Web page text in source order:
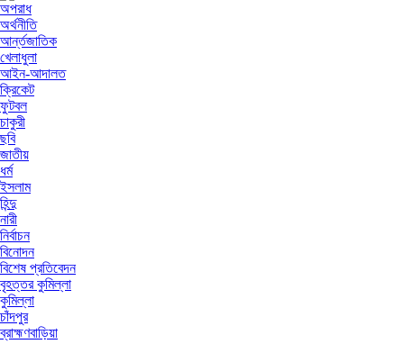
অপরাধ
অর্থনীতি
আর্ন্তজাতিক
খেলাধুলা
আইন-আদালত
ক্রিকেট
ফুটবল
চাকুরী
ছবি
জাতীয়
ধর্ম
ইসলাম
হিন্দু
নারী
নির্বাচন
বিনোদন
বিশেষ প্রতিবেদন
বৃহত্তর কুমিল্লা
কুমিল্লা
চাঁদপুর
ব্রাহ্মণবাড়িয়া